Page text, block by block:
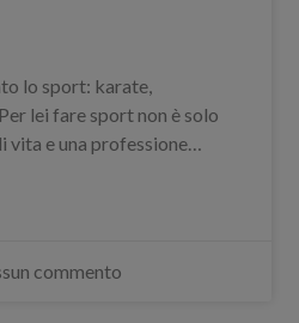
lo sport: karate,
lei fare sport non è solo
vita e una professione…
commento